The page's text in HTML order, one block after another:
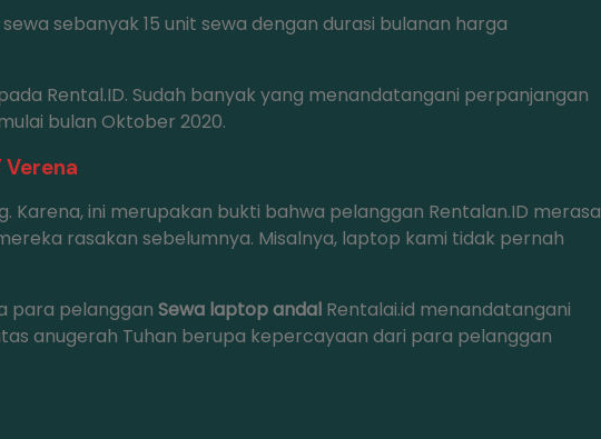
sebanyak 15 unit sewa dengan durasi bulanan harga
Rental.ID. Sudah banyak yang menandatangani perpanjangan
bulan Oktober 2020.
ini merupakan bukti bahwa pelanggan Rentalan.ID merasa
rasakan sebelumnya. Misalnya, laptop kami tidak pernah
para pelanggan Sewa laptop andal Rentalai.id menandatangani
anugerah Tuhan berupa kepercayaan dari para pelanggan